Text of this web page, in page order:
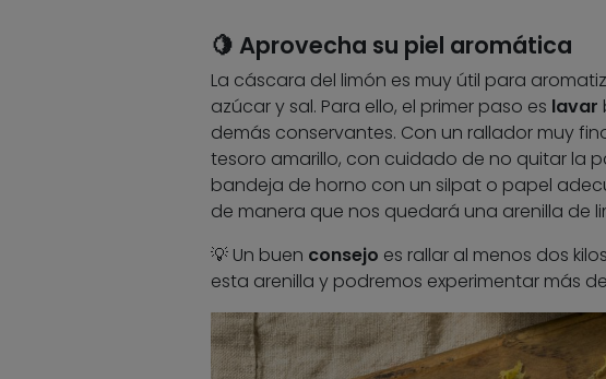
🍋 Aprovecha su piel aromática
La cáscara del limón es muy útil para
azúcar y sal. Para ello, el primer paso es lavar
demás conservantes. Con un rallador muy
tesoro amarillo, con cuidado de no quitar la
bandeja de horno con un silpat o papel
de manera que nos quedará una arenilla de
💡 Un buen consejo es rallar al menos dos
esta arenilla y podremos experimentar más